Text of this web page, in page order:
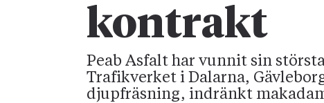
kontrakt
Peab Asfalt har vunnit sin
Trafikverket i Dalarna,
djupfräsning, indränkt